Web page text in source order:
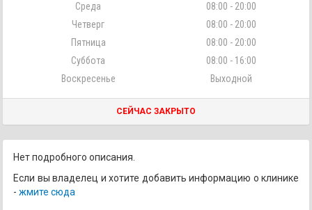
Среда
08:00 - 20:00
Четверг
08:00 - 20:00
Пятница
08:00 - 20:00
Суббота
08:00 - 16:00
Воскресенье
Выходной
СЕЙЧАС ЗАКРЫТО
Нет подробного описания.
Если вы владелец и хотите добавить информацию о клинике
- жмите сюда